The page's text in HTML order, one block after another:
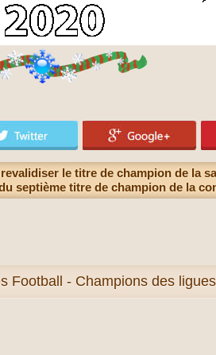
le titre de champion de la
septième titre de champion de la
Football - Champions des